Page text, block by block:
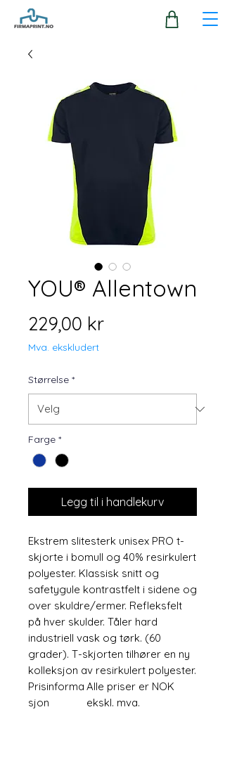
YOU® Allentown
229,00 krPris
Mva. ekskludert
Størrelse *
Farge *
Legg til i handlekurv
Ekstrem slitesterk unisex PRO t-
skjorte i bomull og 40% resirkulert
polyester. Klassisk snitt og
safetygule kontrastfelt i sidene og
over skuldre/ermer. Refleksfelt
på hver skulder. Tåler hard
industriell vask og tørk. (60
grader). T-skjorten tilhører en ny
kolleksjon av resirkulert polyester.
Prisinforma
sjon
Alle priser er NOK
ekskl. mva.